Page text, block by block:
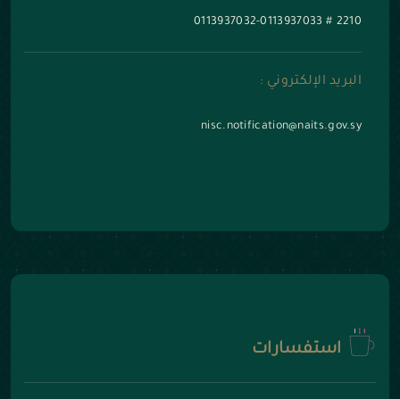
0113937032-0113937033 # 2210
البريد الإلكتروني :
nisc.notification@naits.gov.sy
استفسارات